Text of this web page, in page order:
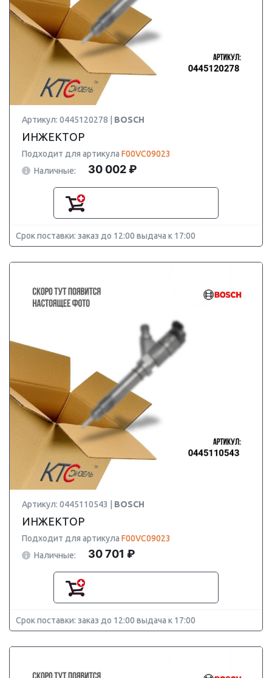
Артикул: 0445120278 | BOSCH
ИНЖЕКТОР
Подходит для артикула F00VC09023
Наличные:
30 002 ₽
Срок поставки: заказ до 12:00 выдача к 17:00
Артикул: 0445110543 | BOSCH
ИНЖЕКТОР
Подходит для артикула F00VC09023
Наличные:
30 701 ₽
Срок поставки: заказ до 12:00 выдача к 17:00